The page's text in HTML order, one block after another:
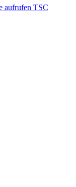
TSC